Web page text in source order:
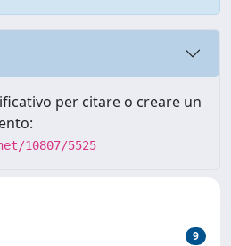
per citare o creare un
10807/5525
9